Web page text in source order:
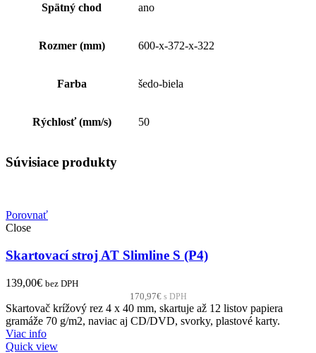
Spätný chod ano
Rozmer (mm) 600-x-372-x-322
Farba šedo-biela
Rýchlosť (mm/s) 50
Súvisiace produkty
Porovnať
Close
Skartovací stroj AT Slimline S (P4)
139,00€ bez DPH
170,97€ s DPH
Skartovač krížový rez 4 x 40 mm, skartuje až 12 listov papiera
gramáže 70 g/m2, naviac aj CD/DVD, svorky, plastové karty.
Viac info
Quick view